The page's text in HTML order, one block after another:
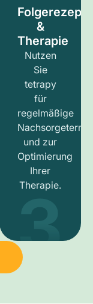
Folgerezept
&
Therapie
Nutzen
Sie
tetrapy
für
regelmäßige
und zur
Optimierung
Ihrer
Therapie.
3